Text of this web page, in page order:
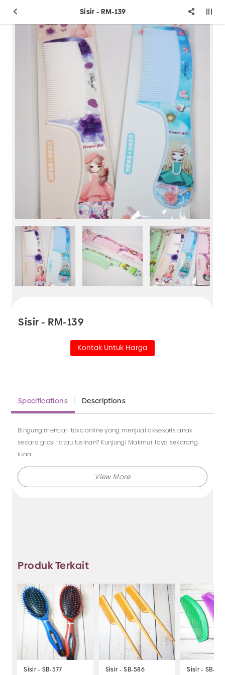
Sisir - RM-139
Sisir - RM-139
Kontak Untuk Harga
Specifications Descriptions
Bingung mencari toko online yang menjual aksesoris anak
secara grosir atau lusinan? Kunjungi Makmur Jaya sekarang
juga.
Makmur Jaya selalu menghadirkan berbagai produk aksesoris
dengan harga murah hanya di Makmur Jaya Surabaya.
Produk Terkait
Sisir - SB-577 Sisir - SB-586 Sisir - SB-92